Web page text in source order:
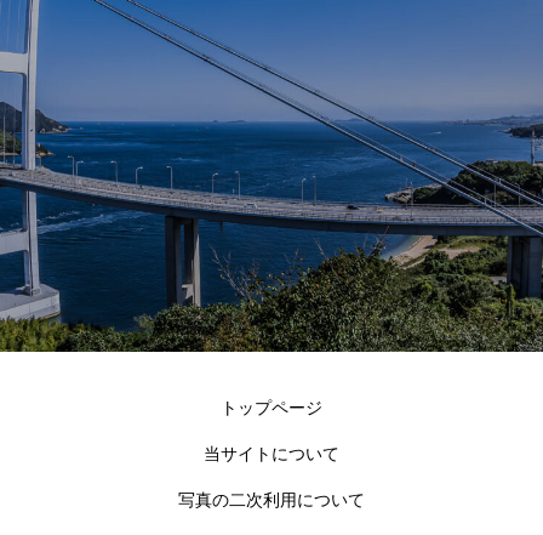
トップページ
当サイトについて
写真の二次利用について